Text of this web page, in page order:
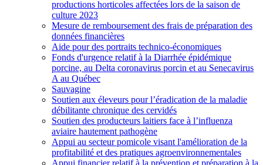
productions horticoles affectées lors de la saison de
culture 2023
Mesure de remboursement des frais de préparation des
données financières
Aide pour des portraits technico-économiques
Fonds d'urgence relatif à la Diarrhée épidémique
porcine, au Delta coronavirus porcin et au Senecavirus
A au Québec
Sauvagine
Soutien aux éleveurs pour l’éradication de la maladie
débilitante chronique des cervidés
Soutien des producteurs laitiers face à l’influenza
aviaire hautement pathogène
Appui au secteur pomicole visant l'amélioration de la
profitabilité et des pratiques agroenvironnementales
Appui financier relatif à la prévention et préparation à la